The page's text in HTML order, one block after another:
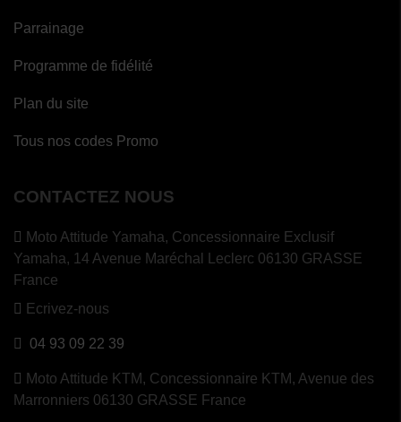
Parrainage
Programme de fidélité
Plan du site
Tous nos codes Promo
CONTACTEZ NOUS
Moto Attitude Yamaha, Concessionnaire Exclusif
Yamaha, 14 Avenue Maréchal Leclerc 06130 GRASSE
France
Ecrivez-nous
04 93 09 22 39
Moto Attitude KTM, Concessionnaire KTM, Avenue des
Marronniers 06130 GRASSE France